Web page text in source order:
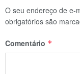
O seu endereço de e-
obrigatórios são
Comentário *